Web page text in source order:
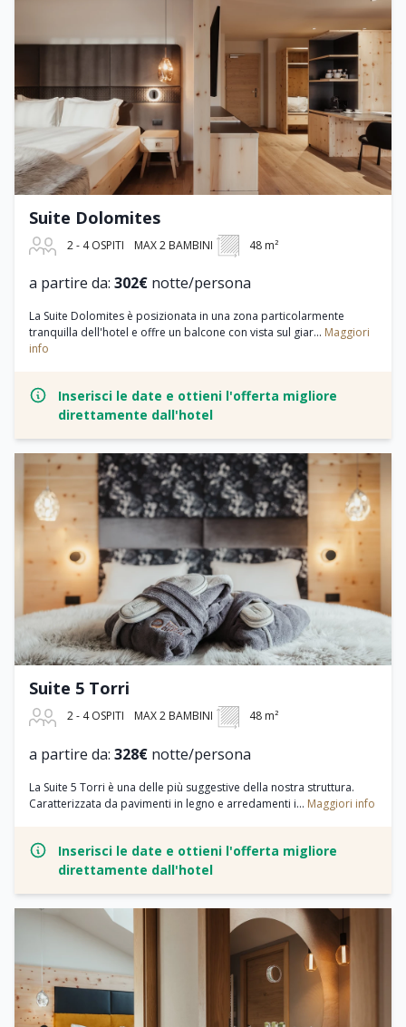
Suite Dolomites
2 - 4 OSPITI MAX 2 BAMBINI 48 m²
a partire da: 302€ notte/persona
La Suite Dolomites è posizionata in una zona particolarmente
tranquilla dell'hotel e offre un balcone con vista sul giar... Maggiori
info
Inserisci le date e ottieni l'offerta migliore
direttamente dall'hotel
Suite 5 Torri
2 - 4 OSPITI MAX 2 BAMBINI 48 m²
a partire da: 328€ notte/persona
La Suite 5 Torri è una delle più suggestive della nostra struttura.
Caratterizzata da pavimenti in legno e arredamenti i... Maggiori info
Inserisci le date e ottieni l'offerta migliore
direttamente dall'hotel